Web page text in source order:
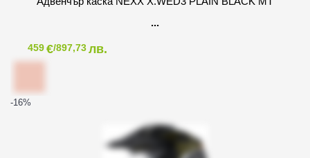
459€/897,73лв.
-16%